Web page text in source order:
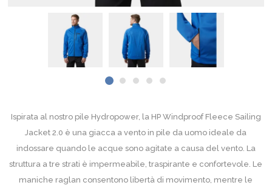
Ispirata al nostro pile Hydropower, la HP Windproof Fleece Sailing
Jacket 2.0 è una giacca a vento in pile da uomo ideale da
indossare quando le acque sono agitate a causa del vento. La
struttura a tre strati è impermeabile, traspirante e confortevole. Le
maniche raglan consentono libertà di movimento, mentre le